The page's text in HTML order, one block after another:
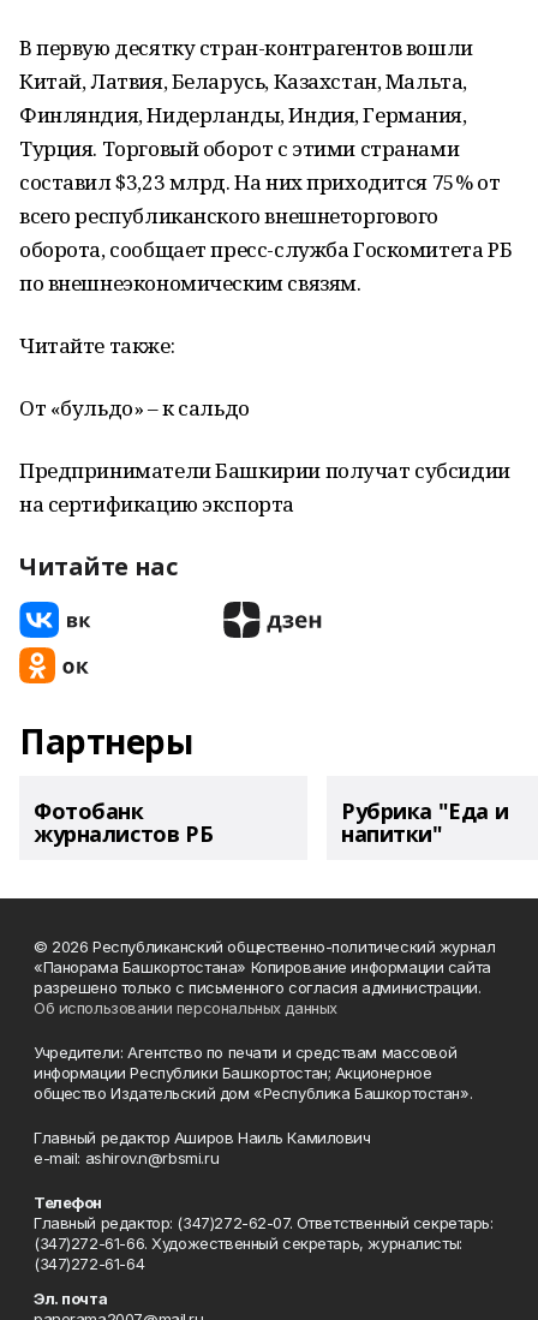
В первую десятку стран-контрагентов вошли
Китай, Латвия, Беларусь, Казахстан, Мальта,
Финляндия, Нидерланды, Индия, Германия,
Турция. Торговый оборот с этими странами
составил $3,23 млрд. На них приходится 75% от
всего республиканского внешнеторгового
оборота, сообщает пресс-служба Госкомитета РБ
по внешнеэкономическим связям.
Читайте также:
От «бульдо» – к сальдо
Предприниматели Башкирии получат субсидии
на сертификацию экспорта
Читайте нас
Партнеры
Фотобанк
журналистов РБ
Рубрика "Еда и
напитки"
© 2026 Республиканский общественно-политический журнал
«Панорама Башкортостана» Копирование информации сайта
разрешено только с письменного согласия администрации.
Об использовании персональных данных
Учредители: Агентство по печати и средствам массовой
информации Республики Башкортостан; Акционерное
общество Издательский дом «Республика Башкортостан».
Главный редактор Аширов Наиль Камилович
e-mail: ashirov.n@rbsmi.ru
Телефон
Главный редактор: (347)272-62-07. Ответственный секретарь:
(347)272-61-66. Художественный секретарь, журналисты:
(347)272-61-64
Эл. почта